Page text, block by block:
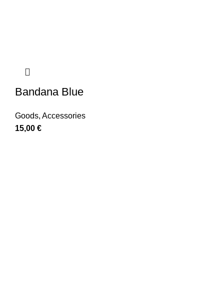
Bandana Blue
Goods, Accessories
15,00 €